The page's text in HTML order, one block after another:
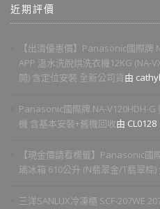
近期評價
【出清優惠價】Panasonic國際牌
APP 溫水洗脫烘洗衣機12KG (NA-
開) 含定位安裝 全新公司貨由
Panasonic國際牌 NA-V120HDH-
機 含基本安裝+舊機回收由 CL0128
【現金價請看標籤】Panasonic國
璃冰箱 610公升 (N翡翠金/T翡翠棕
三洋SANLUX冷凍櫃 SCF-207WE